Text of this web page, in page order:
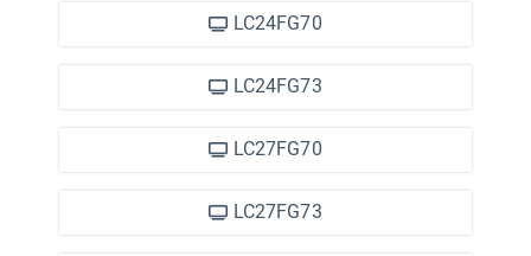
LC24FG70
LC24FG73
LC27FG70
LC27FG73